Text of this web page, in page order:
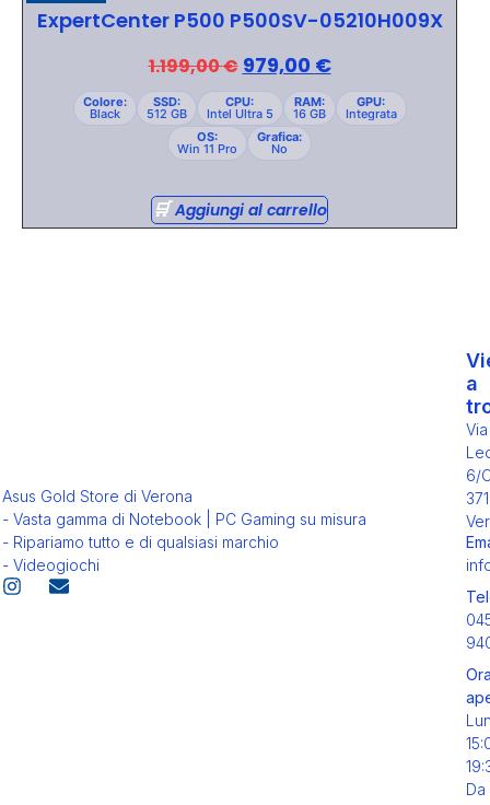
ExpertCenter P500 P500SV-05210H009X
1.199,00€ 979,00 €
Colore:
Black
SSD:
512 GB
CPU:
Intel Ultra 5
RAM:
16 GB
GPU:
Integrata
OS:
Win 11 Pro
Grafica:
No
Aggiungi al carrello
Asus Gold Store di Verona
- Vasta gamma di Notebook | PC Gaming su misura
- Ripariamo tutto e di qualsiasi marchio
- Videogiochi
a
Via
6/
Da